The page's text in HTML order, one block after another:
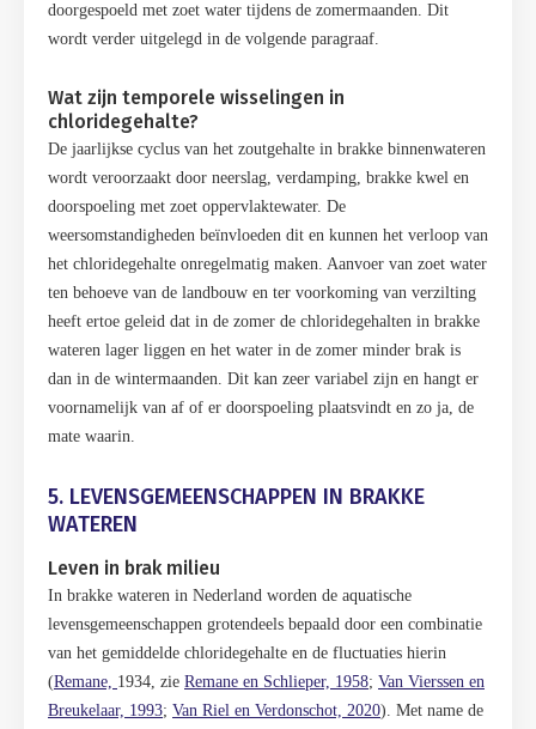
doorgespoeld met zoet water tijdens de zomermaanden. Dit
wordt verder uitgelegd in de volgende paragraaf.
Wat zijn temporele wisselingen in
chloridegehalte?
De jaarlijkse cyclus van het zoutgehalte in brakke binnenwateren
wordt veroorzaakt door neerslag, verdamping, brakke kwel en
doorspoeling met zoet oppervlaktewater. De
weersomstandigheden beïnvloeden dit en kunnen het verloop van
het chloridegehalte onregelmatig maken. Aanvoer van zoet water
ten behoeve van de landbouw en ter voorkoming van verzilting
heeft ertoe geleid dat in de zomer de chloridegehalten in brakke
wateren lager liggen en het water in de zomer minder brak is
dan in de wintermaanden. Dit kan zeer variabel zijn en hangt er
voornamelijk van af of er doorspoeling plaatsvindt en zo ja, de
mate waarin.
5. LEVENSGEMEENSCHAPPEN IN BRAKKE
WATEREN
Leven in brak milieu
In brakke wateren in Nederland worden de aquatische
levensgemeenschappen grotendeels bepaald door een combinatie
van het gemiddelde chloridegehalte en de fluctuaties hierin
(Remane, 1934, zie Remane en Schlieper, 1958; Van Vierssen en
Breukelaar, 1993; Van Riel en Verdonschot, 2020). Met name de